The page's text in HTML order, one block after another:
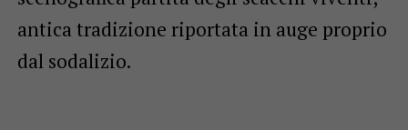
antica tradizione riportata in auge proprio
dal sodalizio.